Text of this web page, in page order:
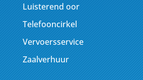
Luisterend oor
Telefooncirkel
Vervoersservice
Zaalverhuur